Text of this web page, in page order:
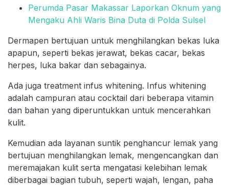
Perumda Pasar Makassar Laporkan Oknum yang
Mengaku Ahli Waris Bina Duta di Polda Sulsel
Dermapen bertujuan untuk menghilangkan bekas luka
apapun, seperti bekas jerawat, bekas cacar, bekas
herpes, luka bakar dan sebagainya.
Ada juga treatment infus whitening. Infus whitening
adalah campuran atau cocktail dari beberapa vitamin
dan bahan yang diperuntukkan untuk mencerahkan
kulit.
Kemudian ada layanan suntik penghancur lemak yang
bertujuan menghilangkan lemak, mengencangkan dan
meremajakan kulit serta mengatasi kelebihan lemak
diberbagai bagian tubuh, seperti wajah, lengan, paha